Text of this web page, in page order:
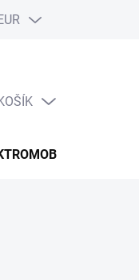
Súbory cookies